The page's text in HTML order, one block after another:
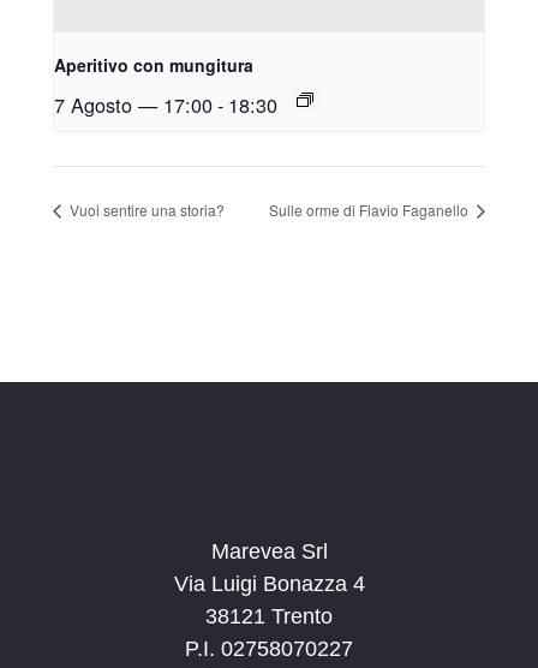
Aperitivo con mungitura
7 Agosto — 17:00- 18:30
Vuoi sentire una storia? Sulle orme di Flavio Faganello
Marevea Srl
Via Luigi Bonazza 4
38121 Trento
P.I. 02758070227